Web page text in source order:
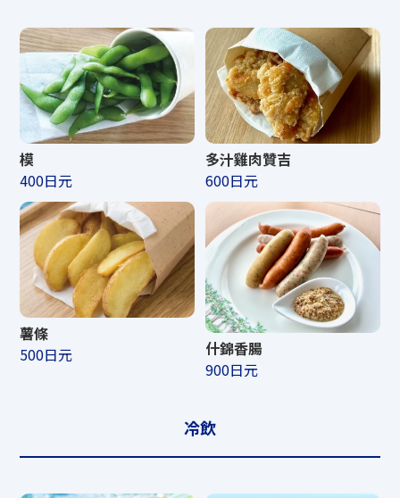
模
400日元
多汁雞肉贊吉
600日元
薯條
500日元
什錦香腸
900日元
冷飲